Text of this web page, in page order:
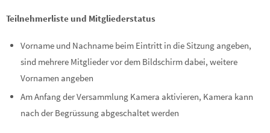
Teilnehmerliste und Mitgliederstatus
Vorname und Nachname beim Eintritt in die Sitzung angeben,
sind mehrere Mitglieder vor dem Bildschirm dabei, weitere
Vornamen angeben
Am Anfang der Versammlung Kamera aktivieren, Kamera kann
nach der Begrüssung abgeschaltet werden